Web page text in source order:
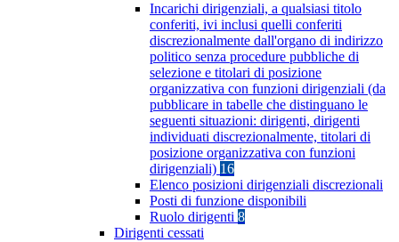
Incarichi dirigenziali, a qualsiasi titolo
conferiti, ivi inclusi quelli conferiti
discrezionalmente dall'organo di indirizzo
politico senza procedure pubbliche di
selezione e titolari di posizione
organizzativa con funzioni dirigenziali (da
pubblicare in tabelle che distinguano le
seguenti situazioni: dirigenti, dirigenti
individuati discrezionalmente, titolari di
posizione organizzativa con funzioni
dirigenziali) 16
Elenco posizioni dirigenziali discrezionali
Posti di funzione disponibili
Ruolo dirigenti 8
Dirigenti cessati